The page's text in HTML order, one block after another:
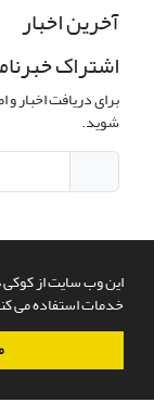
این وب سایت از کوکی
خدمات استفاده می
آخرین اخبار
اشتراک
برای دریافت اخبار
شوید.